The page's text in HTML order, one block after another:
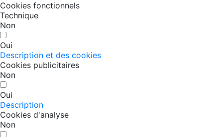
Cookies fonctionnels
Technique
Non
Oui
Description et des cookies
Cookies publicitaires
Non
Oui
Description
Cookies d'analyse
Non